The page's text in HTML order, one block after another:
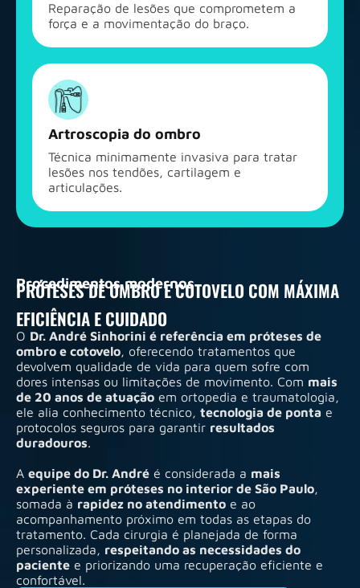
Reparação de lesões que comprometem a
força e a movimentação do braço.
Artroscopia do ombro
Técnica minimamente invasiva para tratar
lesões nos tendões, cartilagem e
articulações.
Procedimentos modernos
PRÓTESES DE OMBRO E COTOVELO COM MÁXIMA
EFICIÊNCIA E CUIDADO
O Dr. André Sinhorini é referência em próteses de
ombro e cotovelo, oferecendo tratamentos que
devolvem qualidade de vida para quem sofre com
dores intensas ou limitações de movimento. Com mais
de 20 anos de atuação em ortopedia e traumatologia,
ele alia conhecimento técnico, tecnologia de ponta e
protocolos seguros para garantir resultados
duradouros.
A equipe do Dr. André é considerada a mais
experiente em próteses no interior de São Paulo,
somada à rapidez no atendimento e ao
acompanhamento próximo em todas as etapas do
tratamento. Cada cirurgia é planejada de forma
personalizada, respeitando as necessidades do
paciente e priorizando uma recuperação eficiente e
confortável.